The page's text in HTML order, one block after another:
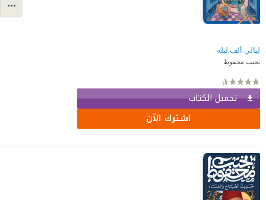
ليالي ألف ليلة
نجيب محفوظ
تحميل الكتاب
اشترك الآن